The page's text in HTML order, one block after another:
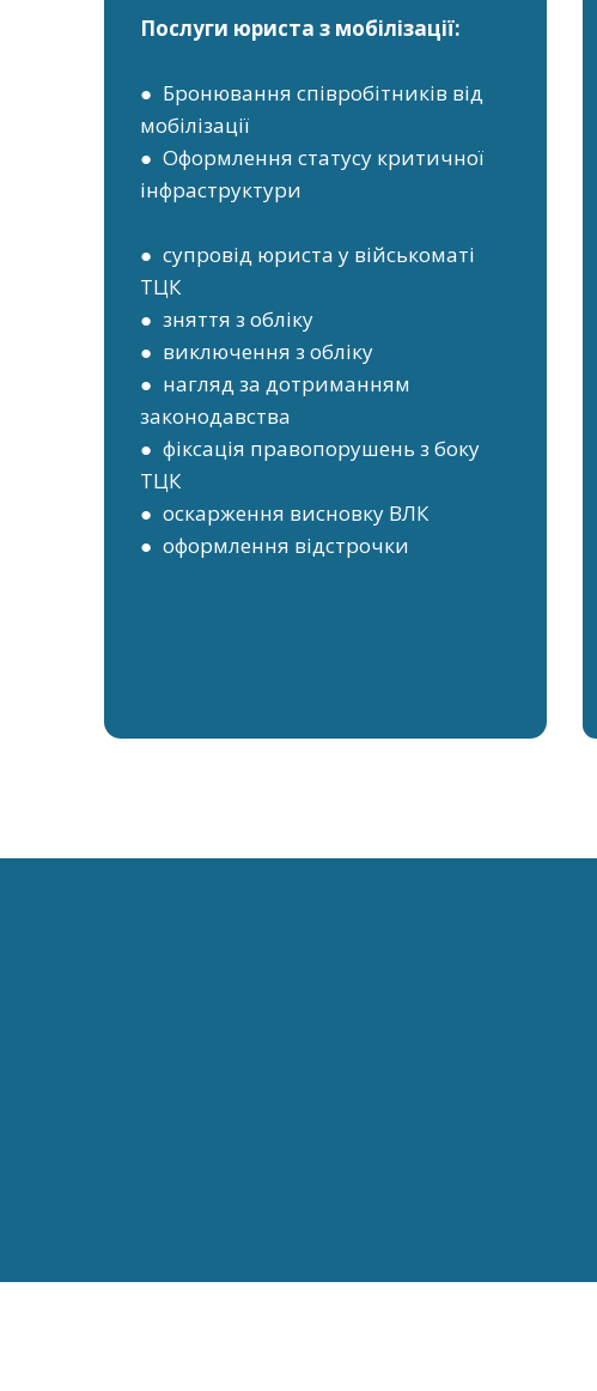
Послуги юриста з мобілізації:
● Бронювання співробітників від
мобілізації
● Оформлення статусу критичної
інфраструктури
● супровід юриста у військоматі
ТЦК
● зняття з обліку
● виключення з обліку
● нагляд за дотриманням
законодавства
● фіксація правопорушень з боку
ТЦК
● оскарження висновку ВЛК
● оформлення відстрочки